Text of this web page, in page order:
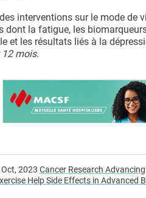
interventions sur le mode de
dont la fatigue, les
et les résultats liés à la
mois.
2023 Cancer Research
Help Side Effects in Advanced